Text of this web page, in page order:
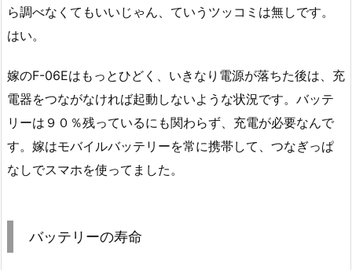
ら調べなくてもいいじゃん、ていうツッコミは無しです。
はい。
嫁のF-06Eはもっとひどく、いきなり電源が落ちた後は、充
電器をつながなければ起動しないような状況です。バッテ
リーは９０％残っているにも関わらず、充電が必要なんで
す。嫁はモバイルバッテリーを常に携帯して、つなぎっぱ
なしでスマホを使ってました。
バッテリーの寿命